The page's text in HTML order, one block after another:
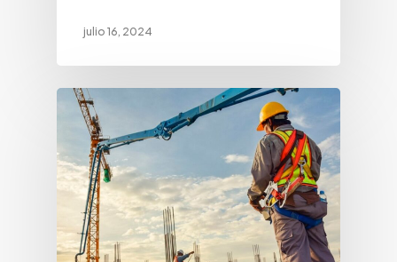
julio 16, 2024